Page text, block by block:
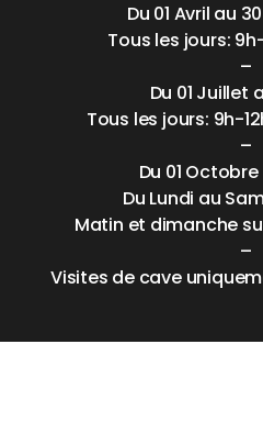
Du 01 Avril au
Tous les jours:
–
Du 01 Juillet
Tous les jours: 9h-
–
Du 01
Du Lundi au
Matin et dimanche
–
Visites de cave